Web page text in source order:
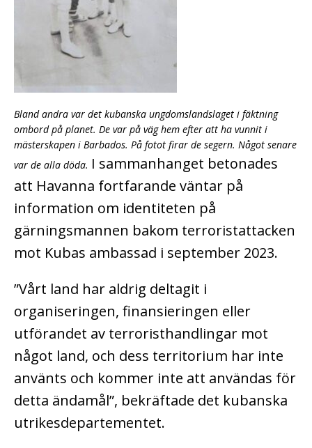
Bland andra var det kubanska ungdomslandslaget i fäktning
ombord på planet. De var på väg hem efter att ha vunnit i
mästerskapen i Barbados. På fotot firar de segern. Något senare
var de alla döda. I sammanhanget betonades
att Havanna fortfarande väntar på
information om identiteten på
gärningsmannen bakom terroristattacken
mot Kubas ambassad i september 2023.
”Vårt land har aldrig deltagit i
organiseringen, finansieringen eller
utförandet av terroristhandlingar mot
något land, och dess territorium har inte
använts och kommer inte att användas för
detta ändamål”, bekräftade det kubanska
utrikesdepartementet.